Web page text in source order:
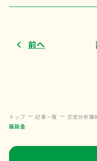
前へ
トップ 記事一覧 交流分析講
座談会